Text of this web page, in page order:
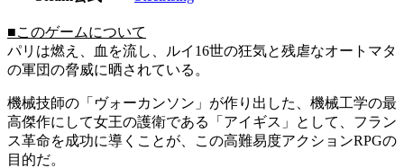
■このゲームについて
パリは燃え、血を流し、ルイ16世の狂気と残虐なオートマタ
の軍団の脅威に晒されている。
機械技師の「ヴォーカンソン」が作り出した、機械工学の最
高傑作にして女王の護衛である「アイギス」として、フラン
ス革命を成功に導くことが、この高難易度アクションRPGの
目的だ。